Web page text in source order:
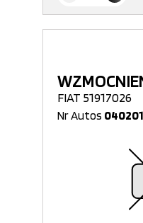
FIAT 51917026
Nr Autos